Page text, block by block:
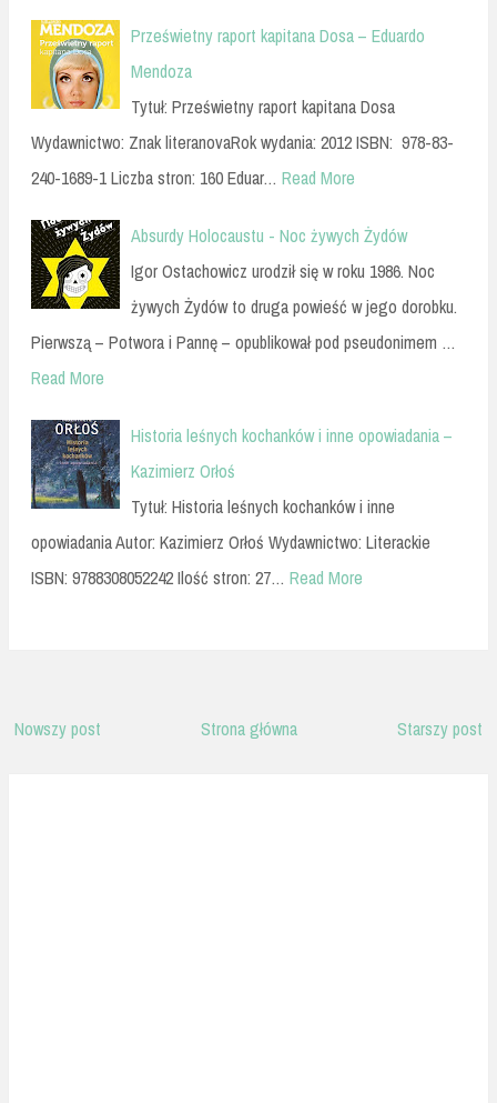
Prześwietny raport kapitana Dosa – Eduardo
Mendoza
Tytuł: Prześwietny raport kapitana Dosa
Wydawnictwo: Znak literanovaRok wydania: 2012 ISBN: 978-83-
240-1689-1 Liczba stron: 160 Eduar… Read More
Absurdy Holocaustu - Noc żywych Żydów
Igor Ostachowicz urodził się w roku 1986. Noc
żywych Żydów to druga powieść w jego dorobku.
Pierwszą – Potwora i Pannę – opublikował pod pseudonimem …
Read More
Historia leśnych kochanków i inne opowiadania –
Kazimierz Orłoś
Tytuł: Historia leśnych kochanków i inne
opowiadania Autor: Kazimierz Orłoś Wydawnictwo: Literackie
ISBN: 9788308052242 Ilość stron: 27… Read More
Nowszy post Starszy post
Strona główna